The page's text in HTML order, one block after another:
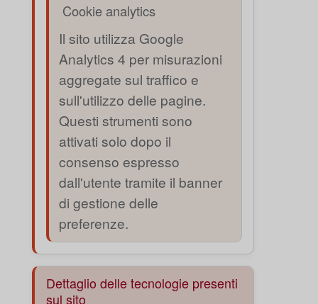
Cookie analytics
Il sito utilizza Google
Analytics 4 per misurazioni
aggregate sul traffico e
sull'utilizzo delle pagine.
Questi strumenti sono
attivati solo dopo il
consenso espresso
dall'utente tramite il banner
di gestione delle
preferenze.
Dettaglio delle tecnologie presenti
sul sito